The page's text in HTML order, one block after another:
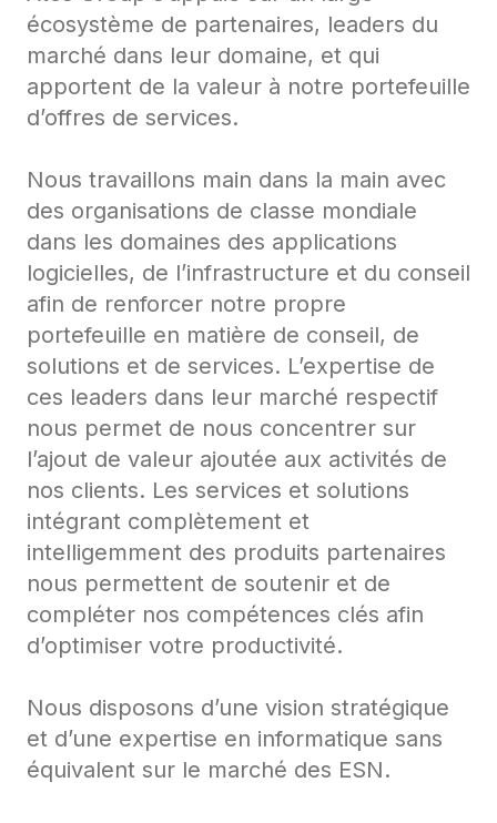
écosystème de partenaires, leaders du
marché dans leur domaine, et qui
apportent de la valeur à notre portefeuille
d’offres de services.
Nous travaillons main dans la main avec
des organisations de classe mondiale
dans les domaines des applications
logicielles, de l’infrastructure et du conseil
afin de renforcer notre propre
portefeuille en matière de conseil, de
solutions et de services. L’expertise de
ces leaders dans leur marché respectif
nous permet de nous concentrer sur
l’ajout de valeur ajoutée aux activités de
nos clients. Les services et solutions
intégrant complètement et
intelligemment des produits partenaires
nous permettent de soutenir et de
compléter nos compétences clés afin
d’optimiser votre productivité.
Nous disposons d’une vision stratégique
et d’une expertise en informatique sans
équivalent sur le marché des ESN.